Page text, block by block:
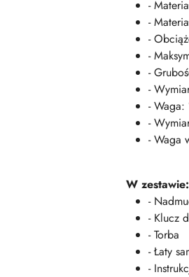
-
-
-
-
-
-
- Waga:
-
- Waga
W zestawie:
-
- Klucz
- Torba
- Łaty
-